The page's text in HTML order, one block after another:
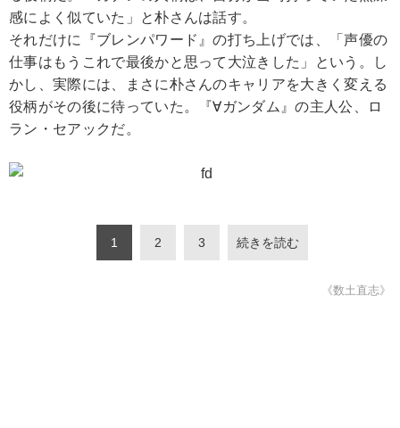
感によく似ていた」と朴さんは話す。
それだけに『ブレンパワード』の打ち上げでは、「声優の
仕事はもうこれで最後かと思って大泣きした」という。し
かし、実際には、まさに朴さんのキャリアを大きく変える
役柄がその後に待っていた。『∀ガンダム』の主人公、ロ
ラン・セアックだ。
1 2 3 続きを読む
《数土直志》